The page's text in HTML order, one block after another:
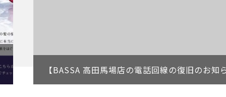
【BASSA 高田馬場店の電話回線の復旧のお知